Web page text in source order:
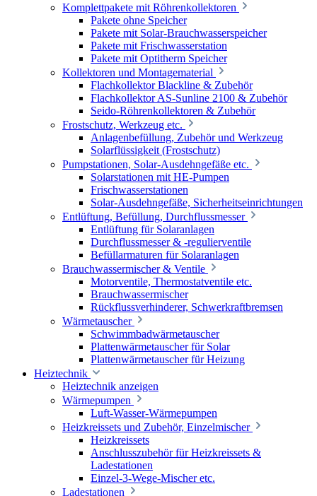
Komplettpakete mit Röhrenkollektoren
Pakete ohne Speicher
Pakete mit Solar-Brauchwasserspeicher
Pakete mit Frischwasserstation
Pakete mit Optitherm Speicher
Kollektoren und Montagematerial
Flachkollektor Blackline & Zubehör
Flachkollektor AS-Sunline 2100 & Zubehör
Seido-Röhrenkollektoren & Zubehör
Frostschutz, Werkzeug etc.
Anlagenbefüllung, Zubehör und Werkzeug
Solarflüssigkeit (Frostschutz)
Pumpstationen, Solar-Ausdehngefäße etc.
Solarstationen mit HE-Pumpen
Frischwasserstationen
Solar-Ausdehngefäße, Sicherheitseinrichtungen
Entlüftung, Befüllung, Durchflussmesser
Entlüftung für Solaranlagen
Durchflussmesser & -regulierventile
Befüllarmaturen für Solaranlagen
Brauchwassermischer & Ventile
Motorventile, Thermostatventile etc.
Brauchwassermischer
Rückflussverhinderer, Schwerkraftbremsen
Wärmetauscher
Schwimmbadwärmetauscher
Plattenwärmetauscher für Solar
Plattenwärmetauscher für Heizung
Heiztechnik
Heiztechnik anzeigen
Wärmepumpen
Luft-Wasser-Wärmepumpen
Heizkreissets und Zubehör, Einzelmischer
Heizkreissets
Anschlusszubehör für Heizkreissets &
Ladestationen
Einzel-3-Wege-Mischer etc.
Ladestationen